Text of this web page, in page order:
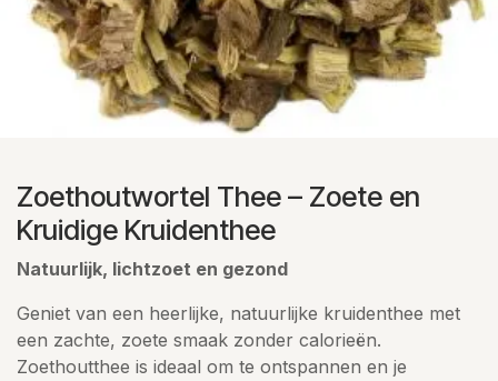
Zoethoutwortel Thee – Zoete en
Kruidige Kruidenthee
Natuurlijk, lichtzoet en gezond
Geniet van een heerlijke, natuurlijke kruidenthee met
een zachte, zoete smaak zonder calorieën.
Zoethoutthee is ideaal om te ontspannen en je